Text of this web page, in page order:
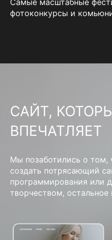
фотоконкурсы и
САЙТ,
ВПЕЧАТЛЯЕТ
Мы позаботились о том,
создать потрясающий
программирования или
творчеством,